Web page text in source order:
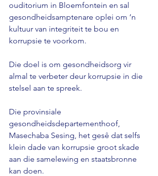
ouditorium in Bloemfontein en sal
gesondheidsamptenare oplei om ’n
kultuur van integriteit te bou en
korrupsie te voorkom.
Die doel is om gesondheidsorg vir
almal te verbeter deur korrupsie in die
stelsel aan te spreek.
Die provinsiale
gesondheidsdepartementhoof,
Masechaba Sesing, het gesê dat selfs
klein dade van korrupsie groot skade
aan die samelewing en staatsbronne
kan doen.